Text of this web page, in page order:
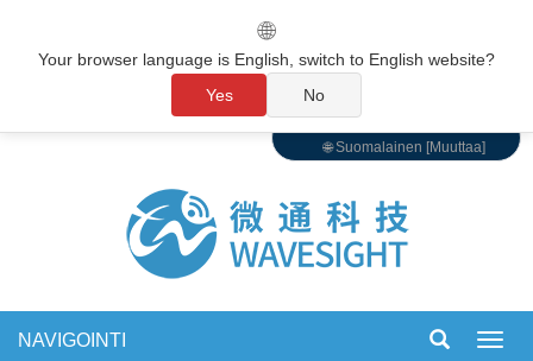
🌐 Suomalainen [Muuttaa]
NAVIGOINTI
🌐
Your browser language is English, switch to English website?
Yes
No